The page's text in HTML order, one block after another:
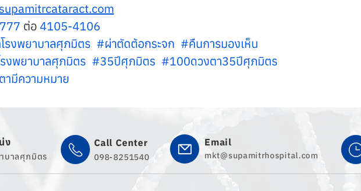
ต่อ 4105-4106
รงพยาบาลศุภมิตร  #ผ่าตัดต้อกระจก  #คืนการมองเห็น
งพยาบาลศุภมิตร  #35ปีศุภมิตร  #100ดวงตา35ปีศุภมิตร
ามีความหมาย
ง
บาลศุภมิตร
Call Center
098-8251540
Email
mkt@supamitrhospital.com